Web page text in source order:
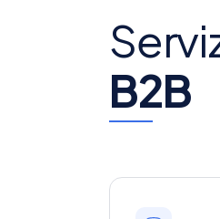
B2B